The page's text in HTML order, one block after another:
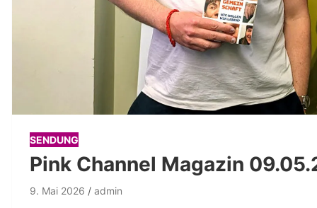
SENDUNG
Pink Channel Magazin
9. Mai 2026
admin